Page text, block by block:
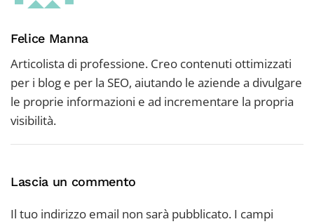
Felice Manna
Articolista di professione. Creo contenuti ottimizzati
per i blog e per la SEO, aiutando le aziende a divulgare
le proprie informazioni e ad incrementare la propria
visibilità.
Lascia un commento
Il tuo indirizzo email non sarà pubblicato. I campi